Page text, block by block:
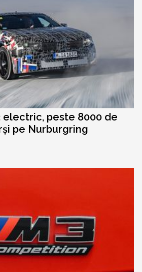
electric, peste 8000 de
pe Nurburgring